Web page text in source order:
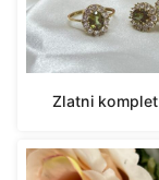
Zlatni komplet